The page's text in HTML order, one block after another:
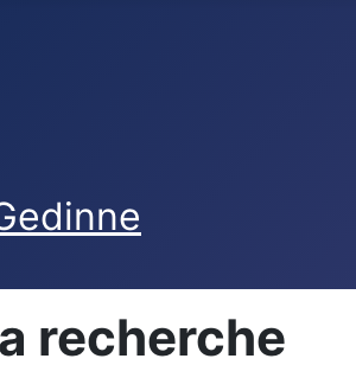
recherche